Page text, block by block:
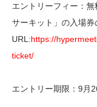
エントリーフィー：
サーキット」の入場券
URL:https://
ticket/
エントリー期限：9月